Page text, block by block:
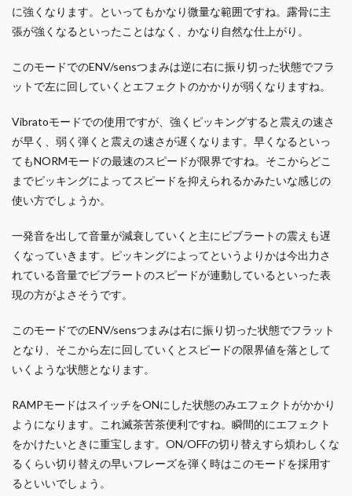
に強くなります。といってもかなり微量な範囲ですね。露骨に主
張が強くなるといったことはなく、かなり自然な仕上がり。
このモードでのENV/sensつまみは逆に右に振り切った状態でフラ
ットで左に回していくとエフェクトのかかりが弱くなりますね。
Vibratoモードでの使用ですが、強くピッキングすると震えの速さ
が早く、弱く弾くと震えの速さが遅くなります。早くなるといっ
てもNORMモードの最速のスピードが限界ですね。そこからどこ
までピッキングによってスピードを抑えられるかみたいな感じの
使い方でしょうか。
一発音を出して音量が減衰していくと主にビブラートの震えも遅
くなっていきます。ピッキングによってというよりかは今出力さ
れている音量でビブラートのスピードが連動しているといった表
現の方がよさそうです。
このモードでのENV/sensつまみは右に振り切った状態でフラット
となり、そこから左に回していくとスピードの限界値を落として
いくような状態となります。
RAMPモードはスイッチをONにした状態のみエフェクトがかかり
ようになります。これ滅茶苦茶便利ですね。瞬間的にエフェクト
をかけたいときに重宝します。ON/OFFの切り替えすら煩わしくな
るくらい切り替えの早いフレーズを弾く時はこのモードを採用す
るといいでしょう。